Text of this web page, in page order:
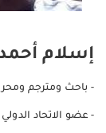
إسلام
- باحث ومترجم
- عضو الاتحاد